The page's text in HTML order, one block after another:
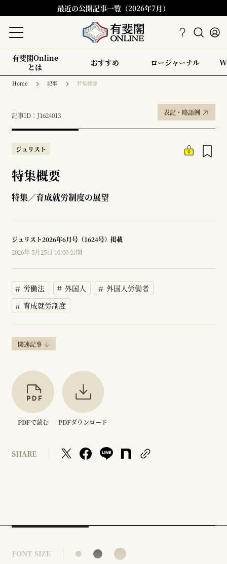
最近の公開記事一覧（2026年7月）
有斐閣Online
とは
おすすめ ロージャーナル
Home 記事 特集概要
記事ID：J1624013 表記・略語例
ジュリスト
特集概要
特集／育成就労制度の展望
ジュリスト2026年6月号（1624号）掲載
2026年 5月25日 10:00 公開
労働法 外国人
外国人労働者
育成就労制度
関連記事
PDFで読む PDFダウンロード
SHARE
FONT SIZE